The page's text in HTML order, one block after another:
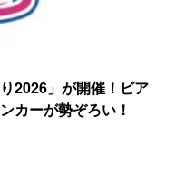
2026」が開催！ビア
カーが勢ぞろい！